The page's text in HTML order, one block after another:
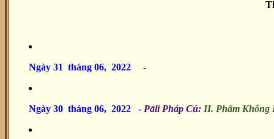
Ngày 31 tháng 06, 2022 -
Ngày 30 tháng 06, 2022 - Pāli Pháp Cú: II. Phẩm Không